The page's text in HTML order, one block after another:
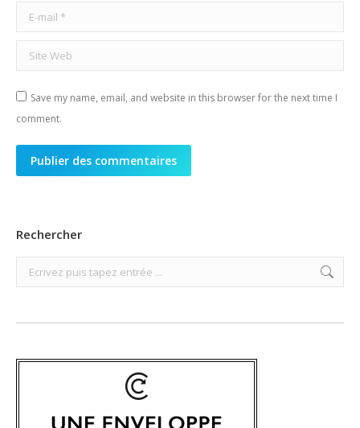
E-mail *
Site Web
Save my name, email, and website in this browser for the next time I
comment.
Publier des commentaires
Rechercher
Search: